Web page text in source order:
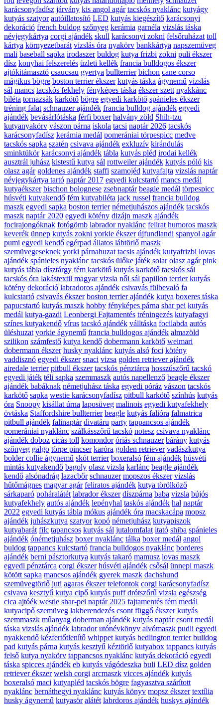
karácsonyfadísz járvány kis angol agár tacskós nyaklánc kutyágy
kutyás szatyor autóillatosító LED kutyás kiegészítő karácsonyi
dekoráció french buldog szőnyeg kerámia garnéla vizslás táska
névjegykártya corgi ajándék skull karácsonyi zokni felsőruházat toll
kártya környezetbarát vizslás óra nyakörv bankkártya napszemüveg
mali baseball sapka irodaszer buldog kutya frizbi zokni puli ékszer
dísz konyhai felszerelés üzleti kellék francia bulldogos ékszer
ajtókitámasztó csaucsau gyertya bullterrier bichon cane corso
mágikus bögre boston terrier ékszer kutyás táska ágynemű vizslás
sál mancs tacskós fekhely fényképes táska ékszer szett nyakkánc
biléta tornazsák karkötő bögre egyedi karkötő spánieles ékszer
tréning falat schnauzer ajándék francia bulldog ajándék egyedi
ajándék bevásárlótáska férfi boxer halvány zöld Shih-tzu
kutyanyakörv vászon párna iskola tacsi naptár 2026 tacskós
karácsonyfadísz kerámia medál pomerániai törpespicc medve
tacskós sapka szatén csivava ajándék exkluzív kirándulás
sminktükör karácsonyi ajándék tábla kutyás pléd irodai kellék
ausztrál juhász kistestű kutya sál rottweiler ajándék kutyás póló kis
olasz agár goldenes ajándék staffi szamojéd kutyafajta vizslás naptár
névjegykártya tartó naptár 2017 egyedi kulcstartó mancs medál
kutyaékszer bischon bolognese zsebnaptár beagle medál törpespicc
húsvéti kutyakendő fém kutyabiléta jack russel francia bulldog
maszk egyedi sapka boston terrier németjuhászos ajándék tacskós
maszk naptár 2020 egyedi kötény dizájn maszk ajándék
focirajongóknak fotógömb labrador nyaklánc felirat humoros maszk
keverék ünnep kutyás zokni yorkie ékszer újfundlandi spanyol agár
pumi egyedi kendő egérpad állatos lábtörlő maszk
szemüvegeseknek yorki párnahuzat tacsis ajándék kutyafrizbi lovas
ajándék spánieles nyaklánc tacskós ülőke játék solar olasz agár pink
kutyás tábla dísztárgy fém karkötő kutyás karkötő tacskós sál
tacskós óra lakástextil magyar vizsla női sál papillon terrier kutyás
kötény dekoráció labradoros ajándék csivavás fülbevaló fa
kulcstartó csivavás ékszer boston terrier ajándék kutya boxeres táska
papucstartó kutyás maszk hobby fényképes párna shar pei kutyás
medál kutya-gazdi Leonbergi Fajtamentés tréningezés kutyafagyi
színes kutyakendő vírus tacskó ajándék válltáska focilabda autós
üléshuzat yorkie ágynemű francia bulldogos ajándék almazöld
szilikon számfestő kutya kendő dobermann karkötő weimari
dobermann ékszer husky nyaklánc kutyás alsó foci kötény
vaddisznó egyedi ékszer snaci vizsa golden retriever ajándék
airedale terrier pitbull ékszer tacskós pénztárca hosszúszőrű tacskó
egyedi játék téli sapka szemmaszk autós napellenző beagle ékszer
ajándék babáknak németjuhász táska egyedi póráz vászon tacskós
karkötő sapka westie karácsonyfadísz pitbull karkötő színhús kutyás
óra Snoopy kisállat úrna laposüveg malinois egyedi kutyafekhely
övtáska Staffordshire bullterrier beagle kutyás falióra falmatrica
pitbull ajándék falinaptár divatáru party tappancsos ajándék
pomerániai nyaklánc szálkásszőrű tacskó notesz csivava nyaklánc
ajándék doboz cicás toll komondor óriás schnauzer bárány kutyás
szőnyeg galgo törpe pincser karóra golden retriever vadászkutya
bolder collie ágynemű skót terrier boxeralsó fém ajándék húsvéti
mintás kutyakendő bagoly olasz vizsla karlánc beagle ajándék
kendő alsónadrág lazacbőr schnauzer mopszos ékszer vizslás
hűtőmágnes magyar agár feliratos ajándék kutya törölköző
sárkaparó poháralátét labrador ékszer díszpárna baba vizsla bújós
kutyafekhely autós ajándék lepényhal taskós ajándék hal naptár
2022 egyedi kutyás tábla mókus ajándék óra macskacápa mopsz
ajándék juhászkutya szatyor kopó németjuhász kutyapiszok
kutyabarát filc tapancsos kutyás sál jutalomfalat itató shiba spánieles
ajándék ónémetjuhász boxer nyaklánc tálka boxer medál angol
buldog tappancs kulcstartó francia bulldogos nyaklánc borderes
ajándék berni pásztorkutya kutyás takaró mamusz lovas maszk
egyedi pénztárca corgi ékszer húsvéti ajándék csősál ünnepi maszk
kötött sapka mancsos ajándék gyerek maszk dachshund
szemüvegtörlő juti agaras ékszer telefontok corgi karácsonyfadísz
csivava kesztyű kutya cipő kutyás puff drótszőrű vizsla egészség
cica ajtóék westie shar-pei naptár 2025 fajtamentés fém medál
kutyacipő szemüveg lakberendezés csont függő ékszer kutyás
szemmaszk műanyag doberman ajándék kutyás naptár csont medál
táska vizslás ajándék labrador utónévkönyv alvómaszk pudli egyedi
nyakkendő kézfertőtlenítő whippet kutyás bedlington terrier bulldog
pad kutyás párna kutyás kesztyű kéztörlő kutyabox tappancs kutyás
felső kutya nyakörv tappancsos nyaklánc kutyás dekoráció egyedi
táska spicces ajándék eb kutyás vágódeszka buli LED dísz golden
retriever ékszer welsh corgi arcmaszk vicces ajándék kutyás
boxeralsó maci kutyapléd tacskós bögre fagyasztva szárított
nyaklánc bernáthegyi nyaklánc kutyás könyv mopsz ékszer textília
husky ágynemű kutyasör alátét labrdoros ajándék huskys ajándék